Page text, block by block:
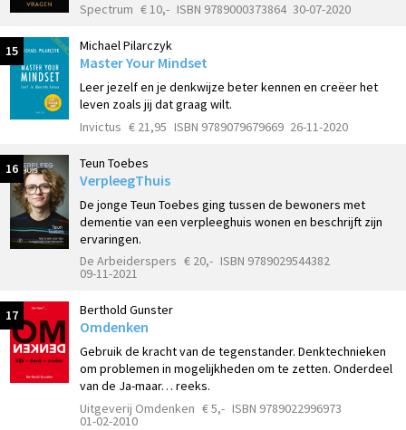
Spectrum € 10,- ISBN 9789000373864 30-07-2020
15 Michael Pilarczyk
Master Your Mindset
Leer jezelf en je denkwijze beter kennen en creëer het
leven zoals jij dat graag wilt.
Invictus € 21,95 ISBN 9789079679669 26-11-2020
16 Teun Toebes
VerpleegThuis
De jonge Teun Toebes ging tussen de bewoners met
dementie van een verpleeghuis wonen en beschrijft zijn
ervaringen.
De Arbeiderspers € 20,- ISBN 9789029544382
09-11-2021
17 Berthold Gunster
Omdenken
Gebruik de kracht van de tegenstander. Denktechnieken
om problemen in mogelijkheden om te zetten. Onderdeel
van de Ja-maar… reeks.
Uitgeverij Omdenken € 5,- ISBN 9789022996973
01-02-2010